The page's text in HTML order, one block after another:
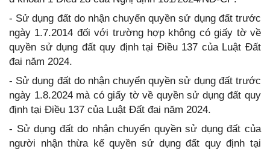
- Sử dụng đất do nhận chuyển quyền sử dụng đất trước
ngày 1.7.2014 đối với trường hợp không có giấy tờ về
quyền sử dụng đất quy định tại Điều 137 của Luật Đất
đai năm 2024.
- Sử dụng đất do nhận chuyển quyền sử dụng đất trước
ngày 1.8.2024 mà có giấy tờ về quyền sử dụng đất quy
định tại Điều 137 của Luật Đất đai năm 2024.
- Sử dụng đất do nhận chuyển quyền sử dụng đất của
người nhận thừa kế quyền sử dụng đất quy định tại